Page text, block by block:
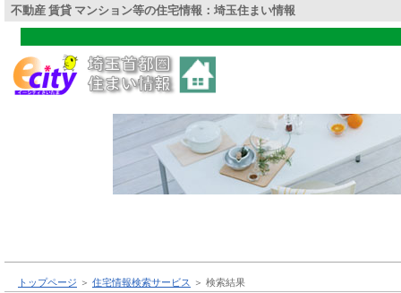
不動産 賃貸 マンション等の住宅情報：埼玉住まい情報
トップページ ＞ 住宅情報検索サービス ＞ 検索結果